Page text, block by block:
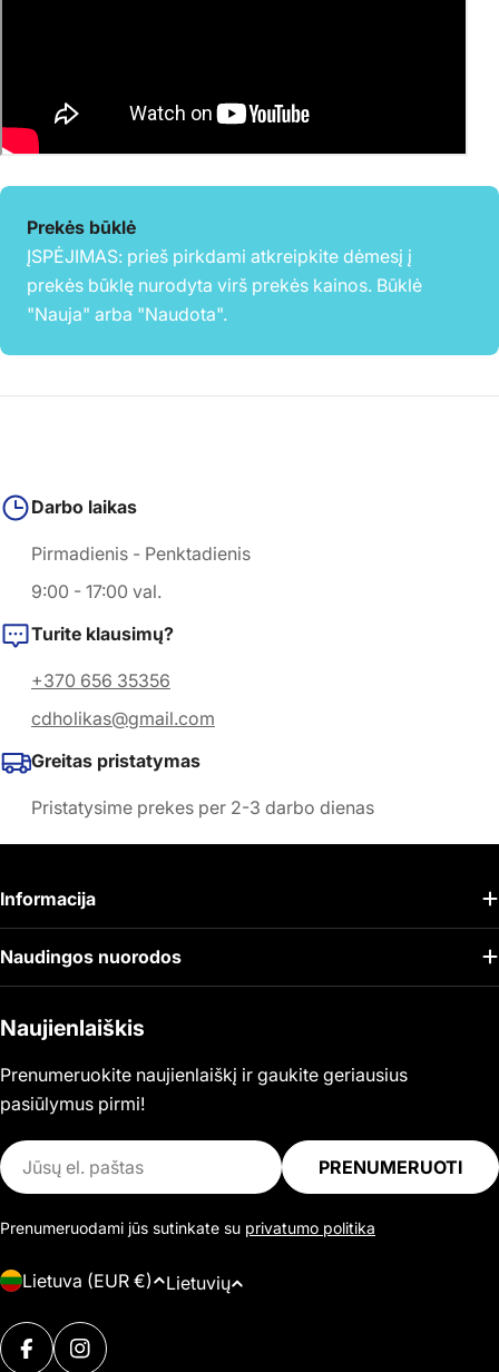
Prekės būklė
ĮSPĖJIMAS: prieš pirkdami atkreipkite dėmesį į
prekės būklę nurodyta virš prekės kainos. Būklė
"Nauja" arba "Naudota".
Darbo laikas
Pirmadienis - Penktadienis
9:00 - 17:00 val.
Turite klausimų?
+370 656 35356
cdholikas@gmail.com
Greitas pristatymas
Pristatysime prekes per 2-3 darbo dienas
Naujienlaiškis
Prenumeruokite naujienlaiškį ir gaukite geriausius
pasiūlymus pirmi!
El.
paštas
PRENUMERUOTI
Prenumeruodami jūs sutinkate su privatumo politika
Informacija
Naudingos nuorodos
Š
l
Lietuva (EUR €)
K
Lietuvių
Mokėjimo
būdaiFACEBOOKINSTAGRAM